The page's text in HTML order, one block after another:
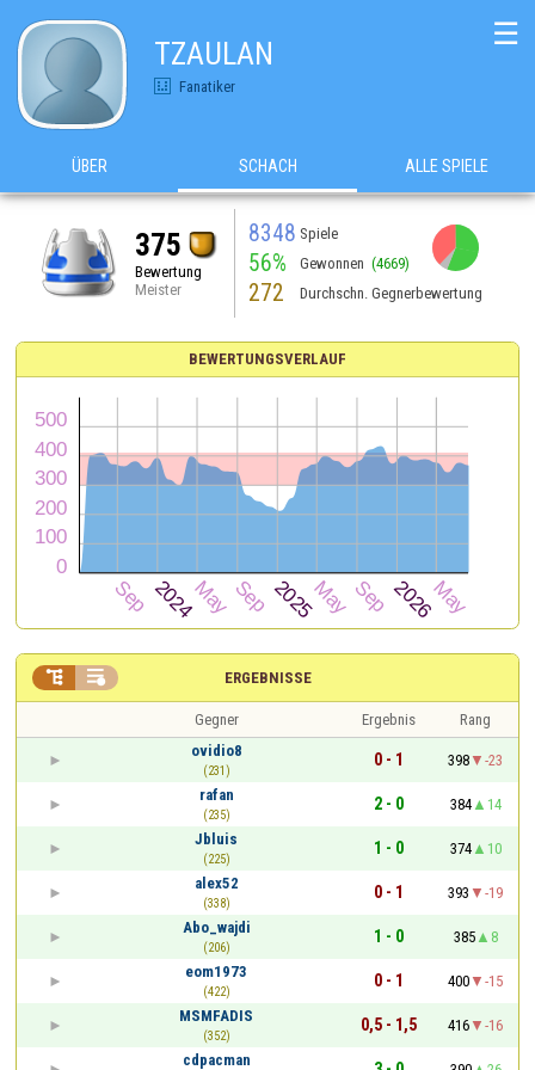
TZAULAN
Fanatiker
☰
ÜBER SCHACH ALLE SPIELE
375
Bewertung
Meister
8348 Spiele
56% Gewonnen (4669)
272 Durchschn. Gegnerbewertung
BEWERTUNGSVERLAUF
ERGEBNISSE
 
Gegner Ergebnis
Rang
ovidio8
(231)
0 - 1 398
-23
rafan
(235)
2 - 0 384
14
Jbluis
(225)
1 - 0 374
10
alex52
(338)
0 - 1 393
-19
Abo_wajdi
(206)
1 - 0 385
8
eom1973
(422)
0 - 1 400
-15
MSMFADIS
(352)
0,5 - 1,5 416
-16
cdpacman